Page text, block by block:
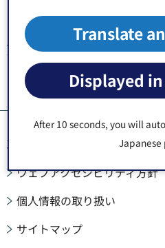
Translate
Displayed
After 10 seconds, you will
Japanese
トップページ 健康・福祉>障害者
金等
ウェブアクセシビリティ方針
個人情報の取り扱い
サイトマップ